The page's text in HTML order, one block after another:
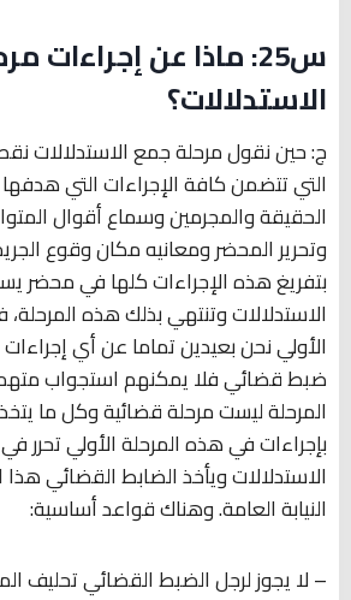
س25: ماذا عن إجراءات
الاستدلالات؟
ج: حين نقول مرحلة جمع الاستدلالات
التي تتضمن كافة الإجراءات التي
الحقيقة والمجرمين وسماع أقوال
وتحرير المحضر ومعانيه مكان وقوع
بتفريغ هذه الإجراءات كلها في
الاستدلالات وتنتهي بذلك هذه
الأولي نحن بعيدين تماما عن أي
ضبط قضائي فلا يمكنهم استجواب
المرحلة ليست مرحلة قضائية وكل ما
بإجراءات في هذه المرحلة الأولي تحرر
الاستدلالات ويأخذ الضابط القضائي
النيابة العامة. وهناك قواعد أساسية:
– لا يجوز لرجل الضبط القضائي تحليف